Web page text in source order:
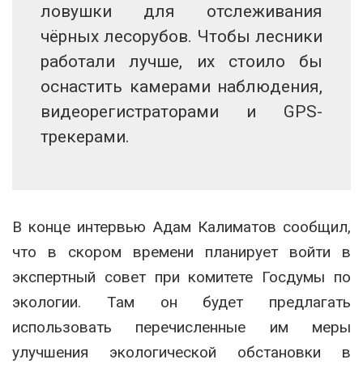
ловушки для отслеживания
чёрных лесорубов. Чтобы лесники
работали лучше, их стоило бы
оснастить камерами наблюдения,
видеорегистраторами и GPS-
трекерами.
В конце интервью Адам Калиматов сообщил,
что в скором времени планирует войти в
экспертный совет при комитете Госдумы по
экологии. Там он будет предлагать
использовать перечисленные им меры
улучшения экологической обстановки в